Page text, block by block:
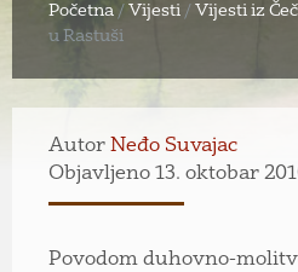
Početna / Vijesti / Vijesti iz
u Rastuši
Autor Neđo Suvajac
Objavljeno 13. oktobar
Povodom duhovno-